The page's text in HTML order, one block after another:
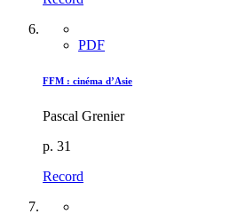
PDF
FFM : cinéma d’Asie
Pascal Grenier
p. 31
Record